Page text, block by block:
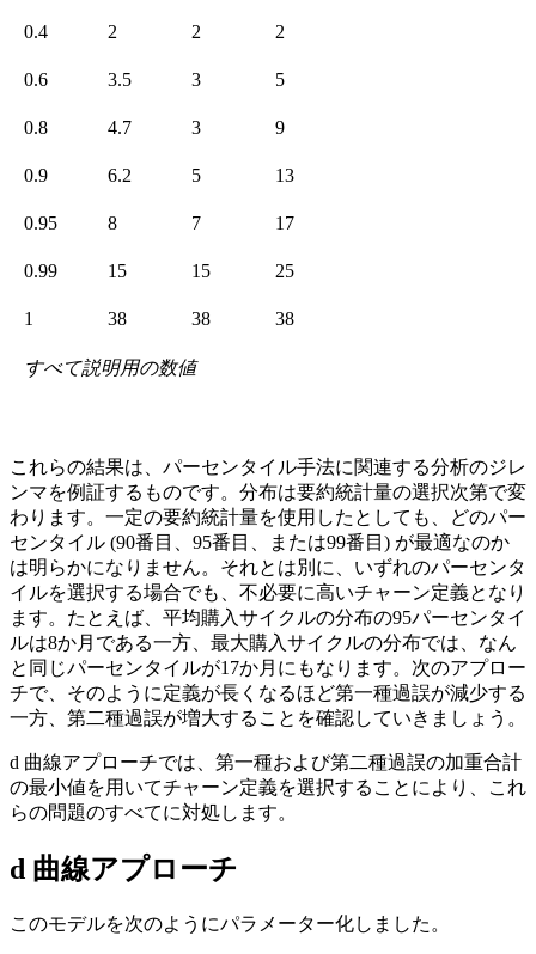
0.4 2 2 2
0.6 3.5 3 5
0.8 4.7 3 9
0.9 6.2 5 13
0.95 8 7 17
0.99 15 15 25
1 38 38 38
すべて説明用の数値
これらの結果は、パーセンタイル手法に関連する分析のジレ
ンマを例証するものです。分布は要約統計量の選択次第で変
わります。一定の要約統計量を使用したとしても、どのパー
センタイル (90番目、95番目、または99番目) が最適なのか
は明らかになりません。それとは別に、いずれのパーセンタ
イルを選択する場合でも、不必要に高いチャーン定義となり
ます。たとえば、平均購入サイクルの分布の95パーセンタイ
ルは8か月である一方、最大購入サイクルの分布では、なん
と同じパーセンタイルが17か月にもなります。次のアプロー
チで、そのように定義が長くなるほど第一種過誤が減少する
一方、第二種過誤が増大することを確認していきましょう。
d 曲線アプローチでは、第一種および第二種過誤の加重合計
の最小値を用いてチャーン定義を選択することにより、これ
らの問題のすべてに対処します。
d 曲線アプローチ
このモデルを次のようにパラメーター化しました。